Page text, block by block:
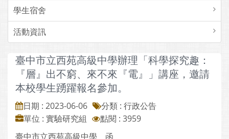
學生宿舍
活動資訊
臺中市立西苑高級中學辦理「科學探究趣：
『層』出不窮、來不來『電』」講座，邀請
本校學生踴躍報名參加。
日期 : 2023-06-06
分類 : 行政公告
單位 : 實驗研究組
點閱 : 3959
臺中市立西苑高級中學 函